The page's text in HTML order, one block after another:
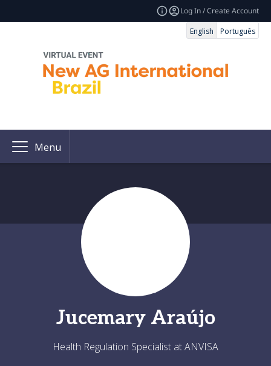
Log In / Create Account
English
Português
Menu
Jucemary Araújo
Health Regulation Specialist at ANVISA